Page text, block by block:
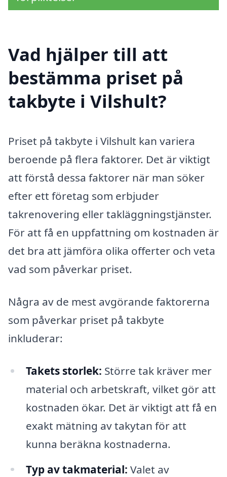
Vad hjälper till att
bestämma priset på
takbyte i Vilshult?
Priset på takbyte i Vilshult kan variera
beroende på flera faktorer. Det är viktigt
att förstå dessa faktorer när man söker
efter ett företag som erbjuder
takrenovering eller takläggningstjänster.
För att få en uppfattning om kostnaden är
det bra att jämföra olika offerter och veta
vad som påverkar priset.
Några av de mest avgörande faktorerna
som påverkar priset på takbyte
inkluderar:
Takets storlek: Större tak kräver mer
material och arbetskraft, vilket gör att
kostnaden ökar. Det är viktigt att få en
exakt mätning av takytan för att
kunna beräkna kostnaderna.
Typ av takmaterial: Valet av